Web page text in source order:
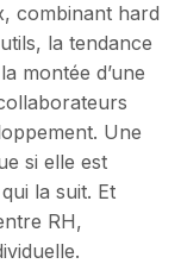
combinant hard
la tendance
montée d’une
Une
si elle est
la suit. Et
RH,